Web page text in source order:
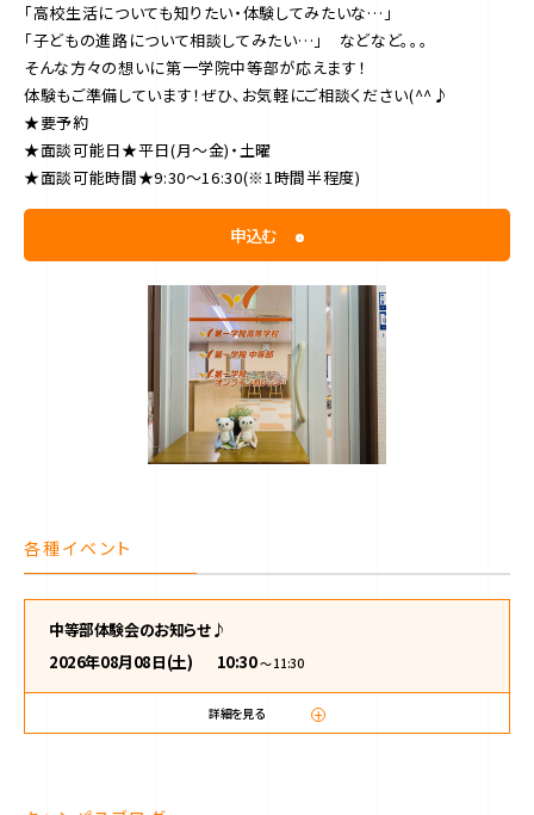
「高校生活についても知りたい・体験してみたいな…」
「子どもの進路について相談してみたい…」 などなど。。。
そんな方々の想いに第一学院中等部が応えます！
体験もご準備しています！ぜひ、お気軽にご相談ください(^^♪
★要予約
★面談可能日★平日(月～金)・土曜
★面談可能時間★9:30～16:30(※1時間半程度)
申込む
各種イベント
中等部体験会のお知らせ♪
2026年08月08日(土)
10:30〜 11:30
詳細を見る